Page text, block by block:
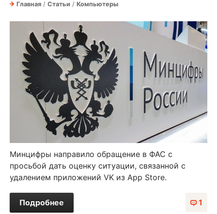
Главная / Статьи / Компьютеры
Минцифры направило обращение в ФАС с
просьбой дать оценку ситуации, связанной с
удалением приложений VK из App Store.
1
Подробнее